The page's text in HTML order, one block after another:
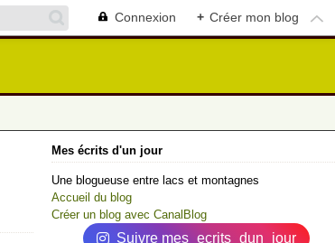
Connexion + Créer mon blog
Mes écrits d'un jour
Une blogueuse entre lacs et montagnes
Accueil du blog
Créer un blog avec CanalBlog
Suivre mes_ecrits_dun_jour